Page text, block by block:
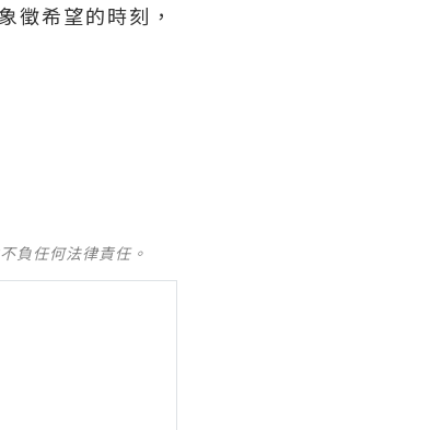
徵希望的時刻，
負任何法律責任。